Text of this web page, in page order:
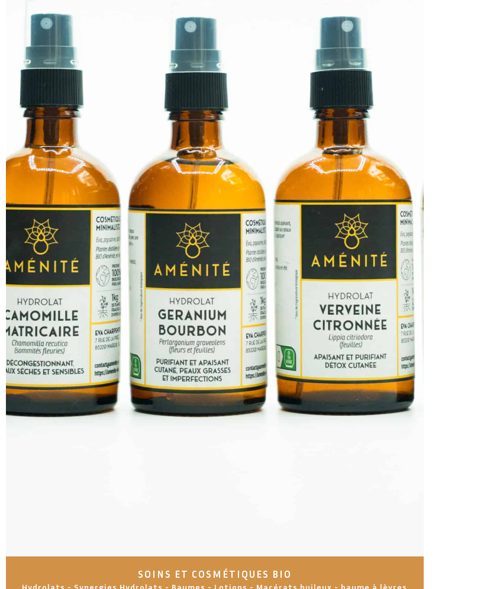
SOINS ET COSMÉTIQUES BIO
Hydrolats - Synergies Hydrolats - Baumes - Lotions - Macérats huileux - baume à lèvres